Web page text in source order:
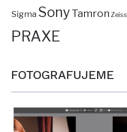
Sigma SonyTamron Zeiss
PRAXE
FOTOGRAFUJEME